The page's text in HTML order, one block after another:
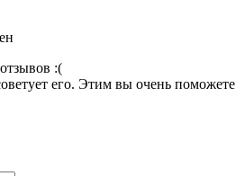
:(
его. Этим вы очень поможете